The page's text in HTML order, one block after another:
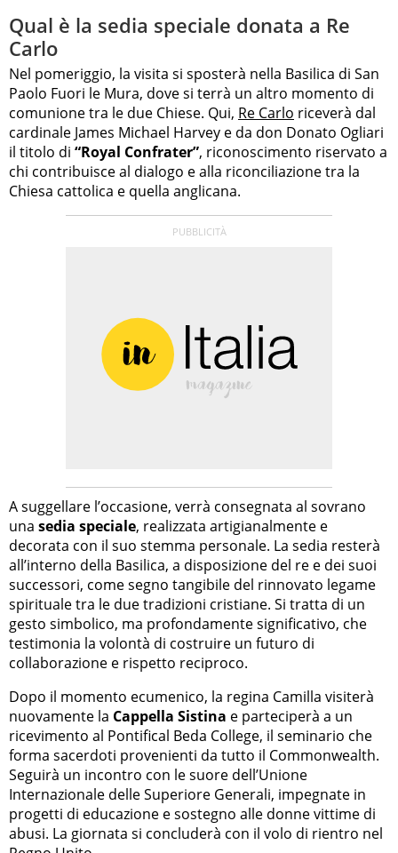
Qual è la sedia speciale donata a Re
Carlo
Nel pomeriggio, la visita si sposterà nella Basilica di San
Paolo Fuori le Mura, dove si terrà un altro momento di
comunione tra le due Chiese. Qui, Re Carlo riceverà dal
cardinale James Michael Harvey e da don Donato Ogliari
il titolo di “Royal Confrater”, riconoscimento riservato a
chi contribuisce al dialogo e alla riconciliazione tra la
Chiesa cattolica e quella anglicana.
A suggellare l’occasione, verrà consegnata al sovrano
una sedia speciale, realizzata artigianalmente e
decorata con il suo stemma personale. La sedia resterà
all’interno della Basilica, a disposizione del re e dei suoi
successori, come segno tangibile del rinnovato legame
spirituale tra le due tradizioni cristiane. Si tratta di un
gesto simbolico, ma profondamente significativo, che
testimonia la volontà di costruire un futuro di
collaborazione e rispetto reciproco.
Dopo il momento ecumenico, la regina Camilla visiterà
nuovamente la Cappella Sistina e parteciperà a un
ricevimento al Pontifical Beda College, il seminario che
forma sacerdoti provenienti da tutto il Commonwealth.
Seguirà un incontro con le suore dell’Unione
Internazionale delle Superiore Generali, impegnate in
progetti di educazione e sostegno alle donne vittime di
abusi. La giornata si concluderà con il volo di rientro nel